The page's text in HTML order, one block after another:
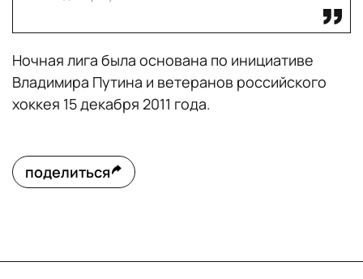
Ночная лига была основана по инициативе
Владимира Путина и ветеранов российского
хоккея 15 декабря 2011 года.
поделиться